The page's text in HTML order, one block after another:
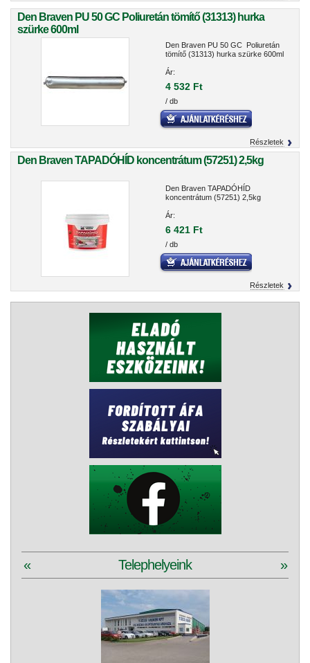
Den Braven PU 50 GC Poliuretán tömítő (31313) hurka
szürke 600ml
Den Braven PU 50 GC Poliuretán
tömítő (31313) hurka szürke 600ml
Ár:
4 532 Ft
/ db
Részletek
Den Braven TAPADÓHÍD koncentrátum (57251) 2,5kg
Den Braven TAPADÓHÍD
koncentrátum (57251) 2,5kg
Ár:
6 421 Ft
/ db
Részletek
Telephelyeink
« »